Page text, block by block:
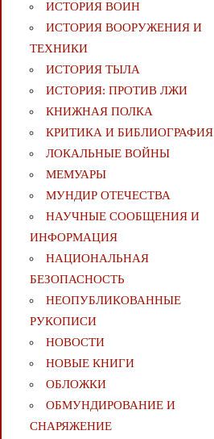
ИСТОРИЯ ВОИН
ИСТОРИЯ ВООРУЖЕНИЯ И
ТЕХНИКИ
ИСТОРИЯ ТЫЛА
ИСТОРИЯ: ПРОТИВ ЛЖИ
КНИЖНАЯ ПОЛКА
КРИТИКА И БИБЛИОГРАФИЯ
ЛОКАЛЬНЫЕ ВОЙНЫ
МЕМУАРЫ
МУНДИР ОТЕЧЕСТВА
НАУЧНЫЕ СООБЩЕНИЯ И
ИНФОРМАЦИЯ
НАЦИОНАЛЬНАЯ
БЕЗОПАСНОСТЬ
НЕОПУБЛИКОВАННЫЕ
РУКОПИСИ
НОВОСТИ
НОВЫЕ КНИГИ
ОБЛОЖКИ
ОБМУНДИРОВАНИЕ И
СНАРЯЖЕНИЕ